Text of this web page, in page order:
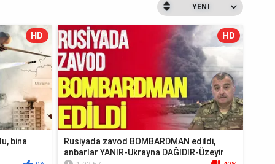
YENI
HD
bina
HD
Rusiyada zavod BOMBARDMAN edildi,
anbarlar YANIR-Ukrayna DAĞIDIR-Üzeyir